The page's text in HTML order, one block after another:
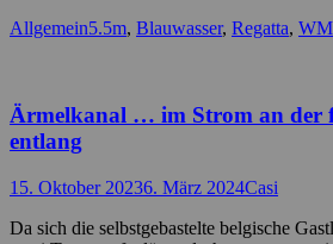
Kategorien
AllgemeinSchlagworte
5.5m, Blauwasser, Regatta, WM
Ärmelkanal … im Strom an der
entlang
Posted
15. Oktober 20236. März 2024Autor
Casi
Da sich die selbstgebastelte belgische